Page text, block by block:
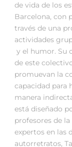
de vida de los
Barcelona, con
través de una
actividades
y el humor. Su
de este
promuevan la
capacidad para
manera
está diseñado
profesores de
expertos en las
autorretratos,